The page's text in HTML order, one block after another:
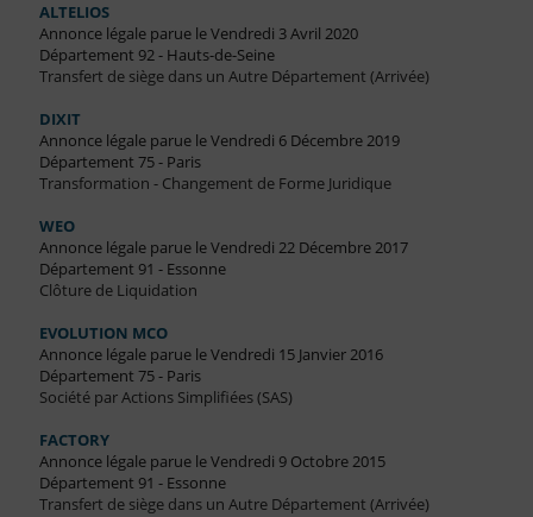
ALTELIOS
Annonce légale parue le Vendredi 3 Avril 2020
Département 92 - Hauts-de-Seine
Transfert de siège dans un Autre Département (Arrivée)
DIXIT
Annonce légale parue le Vendredi 6 Décembre 2019
Département 75 - Paris
Transformation - Changement de Forme Juridique
WEO
Annonce légale parue le Vendredi 22 Décembre 2017
Département 91 - Essonne
Clôture de Liquidation
EVOLUTION MCO
Annonce légale parue le Vendredi 15 Janvier 2016
Département 75 - Paris
Société par Actions Simplifiées (SAS)
FACTORY
Annonce légale parue le Vendredi 9 Octobre 2015
Département 91 - Essonne
Transfert de siège dans un Autre Département (Arrivée)